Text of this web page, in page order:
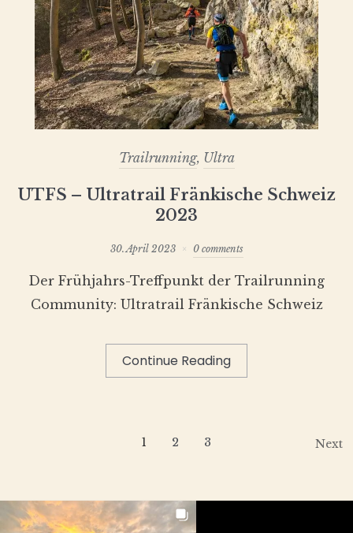
Trailrunning, Ultra
UTFS – Ultratrail Fränkische Schweiz
2023
30. April 2023 0 comments
Der Frühjahrs-Treffpunkt der Trailrunning
Community: Ultratrail Fränkische Schweiz
Continue Reading
1 2 3 Next